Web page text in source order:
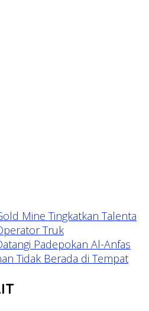
Mine Tingkatkan Talenta
Truk
Padepokan Al-Anfas
Tidak Berada di Tempat